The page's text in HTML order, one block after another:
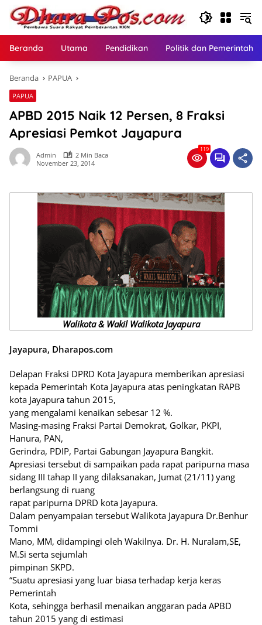
Langsung
konten
Beranda Utama Pendidikan Politik dan
Beranda PAPUA
PAPUA
APBD 2015 Naik 12 Persen, 8 Fraksi
Apresiasi Pemkot Jayapura
Admin
2 Min Baca
November 23, 2014
119
Walikota & Wakil Walikota Jayapura
Jayapura, Dharapos.com
Delapan Fraksi DPRD Kota Jayapura memberikan apresiasi
kepada Pemerintah Kota Jayapura atas peningkatan RAPB
kota Jayapura tahun 2015,
yang mengalami kenaikan sebesar 12 %.
Masing-masing Fraksi Partai Demokrat, Golkar, PKPI,
Hanura, PAN,
Gerindra, PDIP, Partai Gabungan Jayapura Bangkit.
Apresiasi tersebut di sampaikan pada rapat paripurna masa
sidang III tahap II yang dilaksanakan, Jumat (21/11) yang
berlangsung di ruang
rapat paripurna DPRD kota Jayapura.
Dalam penyampaian tersebut Walikota Jayapura Dr.Benhur
Tommi
Mano, MM, didampingi oleh Wakilnya. Dr. H. Nuralam,SE,
M.Si serta sejumlah
pimpinan SKPD.
“Suatu apresiasi yang luar biasa terhadap kerja keras
Pemerintah
Kota, sehingga berhasil menaikan anggaran pada APBD
tahun 2015 yang di estimasi